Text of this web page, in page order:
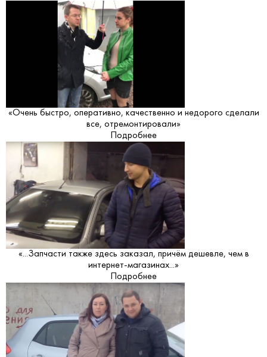
«Очень быстро, оперативно, качественно и недорого сделали
все, отремонтировали»
Подробнее
«...Запчасти также здесь заказал, причём дешевле, чем в
интернет-магазинах...»
Подробнее